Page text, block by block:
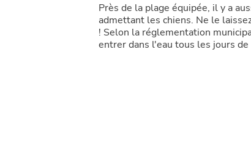
Près de la plage équipée, il y a
admettant les chiens. Ne le
! Selon la réglementation
entrer dans l'eau tous les jours